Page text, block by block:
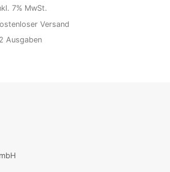
7% MwSt.
Versand
Ausgaben